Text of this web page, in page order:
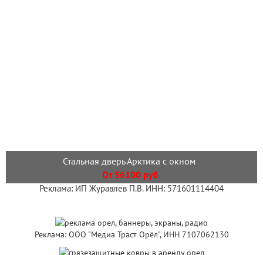
Стальная дверь Арктика с окном
От 56100 руб.
Реклама: ИП Журавлев П.В. ИНН: 571601114404
Реклама: ООО "Медиа Траст Орёл", ИНН 7107062130